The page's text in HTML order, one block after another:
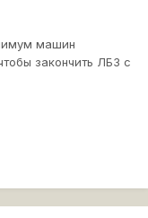
машин
закончить ЛБЗ с